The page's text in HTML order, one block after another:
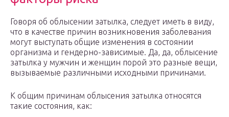
Говоря об облысении затылка, следует иметь в виду,
что в качестве причин возникновения заболевания
могут выступать общие изменения в состоянии
организма и гендерно-зависимые. Да, да, облысение
затылка у мужчин и женщин порой это разные вещи,
вызываемые различными исходными причинами.
К общим причинам облысения затылка относятся
такие состояния, как: